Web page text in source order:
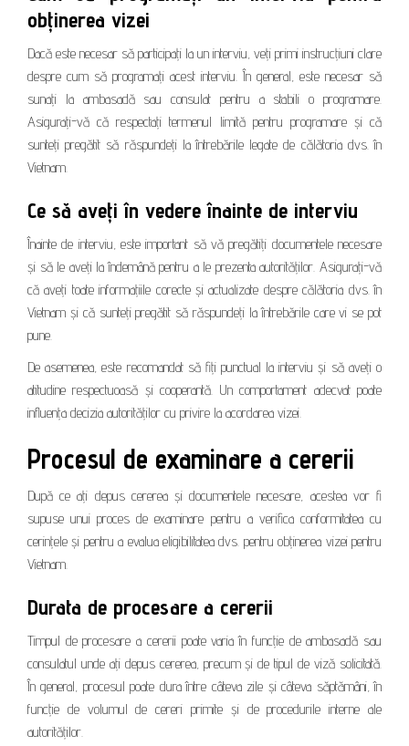
obținerea vizei
Dacă este necesar să participați la un interviu, veți primi instrucțiuni clare
despre cum să programați acest interviu. În general, este necesar să
sunați la ambasadă sau consulat pentru a stabili o programare.
Asigurați-vă că respectați termenul limită pentru programare și că
sunteți pregătit să răspundeți la întrebările legate de călătoria dvs. în
Vietnam.
Ce să aveți în vedere înainte de interviu
Înainte de interviu, este important să vă pregătiți documentele necesare
și să le aveți la îndemână pentru a le prezenta autorităților. Asigurați-vă
că aveți toate informațiile corecte și actualizate despre călătoria dvs. în
Vietnam și că sunteți pregătit să răspundeți la întrebările care vi se pot
pune.
De asemenea, este recomandat să fiți punctual la interviu și să aveți o
atitudine respectuoasă și cooperantă. Un comportament adecvat poate
influența decizia autorităților cu privire la acordarea vizei.
Procesul de examinare a cererii
După ce ați depus cererea și documentele necesare, acestea vor fi
supuse unui proces de examinare pentru a verifica conformitatea cu
cerințele și pentru a evalua eligibilitatea dvs. pentru obținerea vizei pentru
Vietnam.
Durata de procesare a cererii
Timpul de procesare a cererii poate varia în funcție de ambasadă sau
consulatul unde ați depus cererea, precum și de tipul de viză solicitată.
În general, procesul poate dura între câteva zile și câteva săptămâni, în
funcție de volumul de cereri primite și de procedurile interne ale
autorităților.